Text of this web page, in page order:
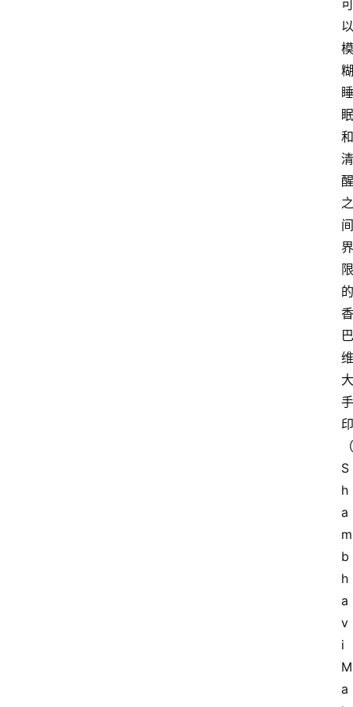
可
以
模
糊
睡
眠
和
清
醒
之
间
界
限
的
香
巴
维
大
手
印
（
S
h
a
m
b
h
a
v
i
M
a